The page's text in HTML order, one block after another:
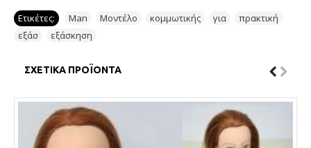
Ετικέτες: Man Μοντέλο κομμωτικής για πρακτική
εξάσ
εξάσκηση
ΣΧΕΤΙΚΆ ΠΡΟΪΌΝΤΑ